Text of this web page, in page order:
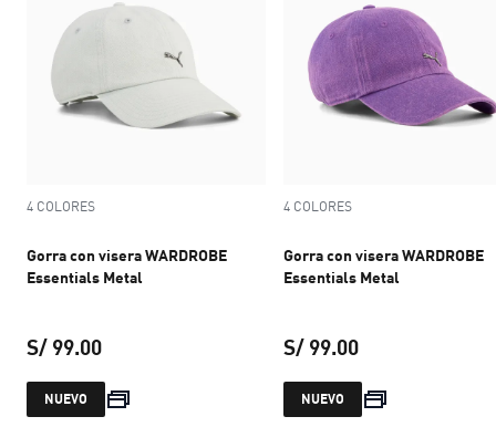
4 COLORES
Gorra con visera WARDROBE
Essentials Metal
S/ 99.00
precio actual S/ 99.00
NUEVO
4 COLORES
Gorra con visera WARDROBE
Essentials Metal
S/ 99.00
precio actual S/
NUEVO